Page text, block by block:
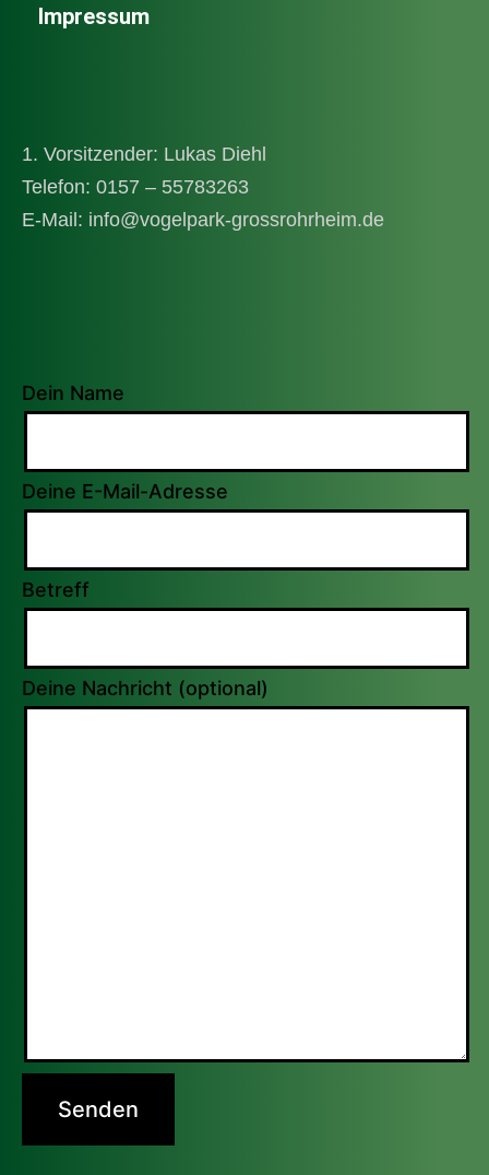
Impressum
1. Vorsitzender: Lukas Diehl
Telefon: 0157 – 55783263
E-Mail: info@vogelpark-grossrohrheim.de
Dein Name
Deine E-Mail-Adresse
Betreff
Deine Nachricht (optional)